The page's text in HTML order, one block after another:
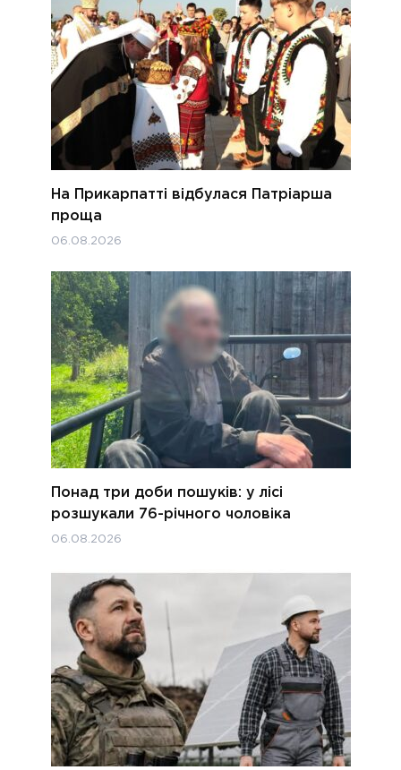
На Прикарпатті відбулася Патріарша
проща
06.08.2026
Понад три доби пошуків: у лісі
розшукали 76-річного чоловіка
06.08.2026